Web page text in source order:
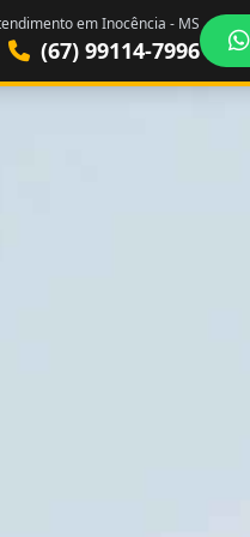
em Inocência - MS
(67) 99114-7996